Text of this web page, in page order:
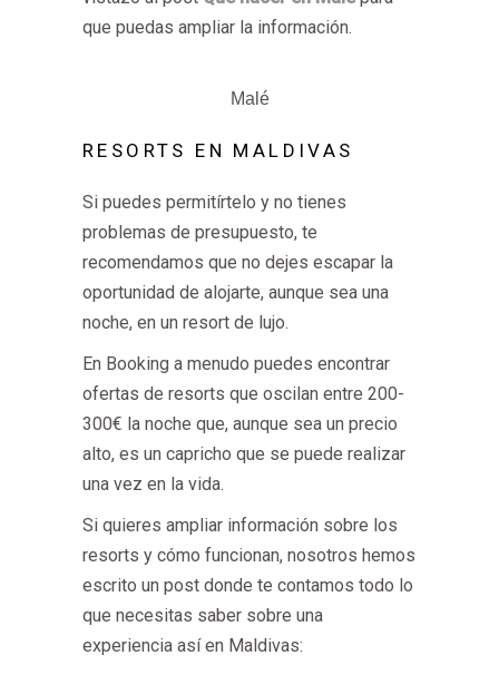
que puedas ampliar la información.
Malé
RESORTS EN MALDIVAS
Si puedes permitírtelo y no tienes
problemas de presupuesto, te
recomendamos que no dejes escapar la
oportunidad de alojarte, aunque sea una
noche, en un resort de lujo.
En Booking a menudo puedes encontrar
ofertas de resorts que oscilan entre 200-
300€ la noche que, aunque sea un precio
alto, es un capricho que se puede realizar
una vez en la vida.
Si quieres ampliar información sobre los
resorts y cómo funcionan, nosotros hemos
escrito un post donde te contamos todo lo
que necesitas saber sobre una
experiencia así en Maldivas: